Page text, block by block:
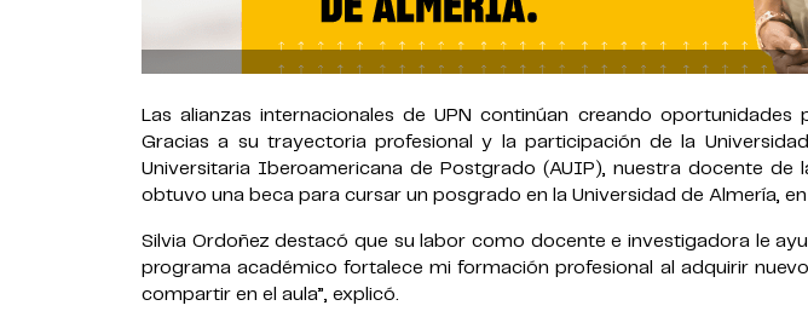
Las alianzas internacionales de UPN continúan creando oportunidades
Gracias a su trayectoria profesional y la participación de la
Universitaria Iberoamericana de Postgrado (AUIP), nuestra docente de
obtuvo una beca para cursar un posgrado en la Universidad de Almería, en
Silvia Ordoñez destacó que su labor como docente e investigadora le
programa académico fortalece mi formación profesional al adquirir
compartir en el aula”, explicó.